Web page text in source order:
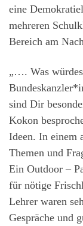
eine
mehreren
Bereich am
„…. Was
sind Dir
Kokon
Ideen. In einem
Themen und
Ein Outdoor –
für nötige
Lehrer waren
Gespräche und